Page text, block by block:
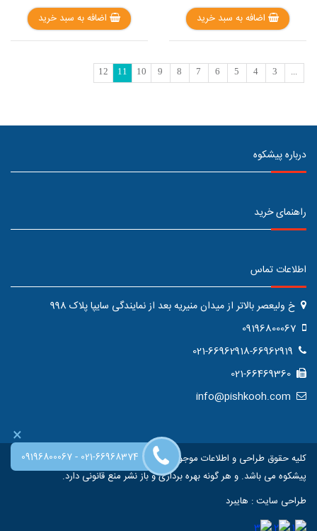
اضافه به سبد خرید اضافه به سبد خرید
...
3
4
5
6
7
8
9
10
11
12
درباره پیشکوه
راهنمای خرید
اطلاعات تماس
خ ولیعصر بالاتر از میدان منیریه بعد از نمایندگی سایپا پلاک 998
کلیه حقوق طراحی و اطلاعات موجود در این سایت متعلق به فروشگاه اینترنتی
پیشکوه می باشد. و هر گونه بهره برداری و باز نشر منع قانونی دارد.
طراحی سایت: هایبرد
×
09196800067- 021-66968374